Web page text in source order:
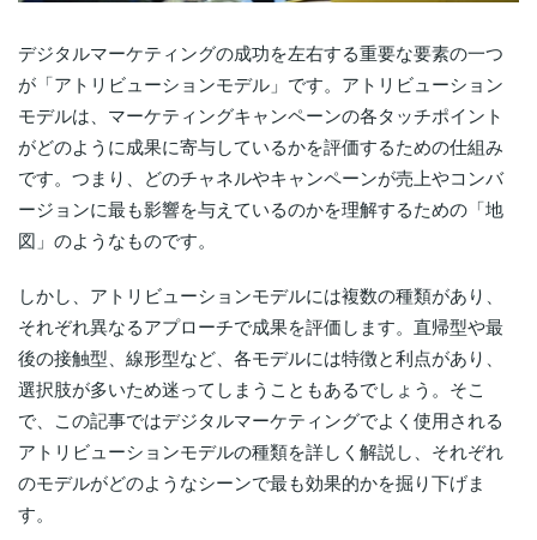
デジタルマーケティングの成功を左右する重要な要素の一つ
が「アトリビューションモデル」です。アトリビューション
モデルは、マーケティングキャンペーンの各タッチポイント
がどのように成果に寄与しているかを評価するための仕組み
です。つまり、どのチャネルやキャンペーンが売上やコンバ
ージョンに最も影響を与えているのかを理解するための「地
図」のようなものです。
しかし、アトリビューションモデルには複数の種類があり、
それぞれ異なるアプローチで成果を評価します。直帰型や最
後の接触型、線形型など、各モデルには特徴と利点があり、
選択肢が多いため迷ってしまうこともあるでしょう。そこ
で、この記事ではデジタルマーケティングでよく使用される
アトリビューションモデルの種類を詳しく解説し、それぞれ
のモデルがどのようなシーンで最も効果的かを掘り下げま
す。